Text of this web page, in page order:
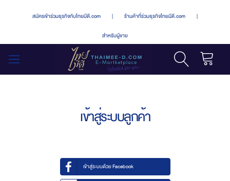
สมัครเข้าร่วมธุรกิจกับไทยมีดี.com | ร้านค้าที่ร่วมธุรกิจไทยมีดี.com |
สำหรับผู้ขาย
เข้าสู่ระบบลูกค้า
เข้าสู่ระบบด้วย Facebook